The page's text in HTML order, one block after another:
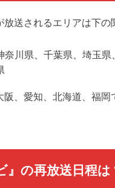
放送されるエリアは下の
奈川県、千葉県、埼玉県
阪、愛知、北海道、福岡
』の再放送日程は